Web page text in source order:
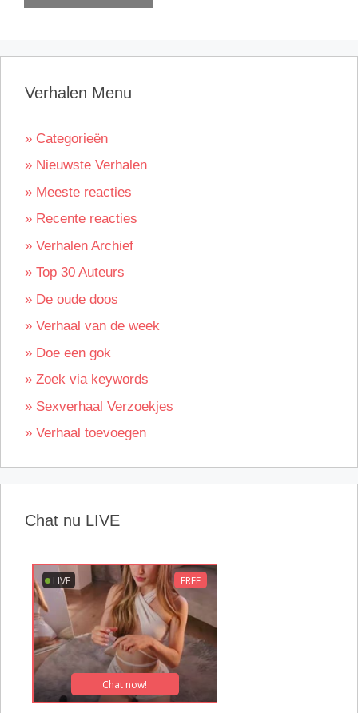
Verhalen Menu
» Categorieën
» Nieuwste Verhalen
» Meeste reacties
» Recente reacties
» Verhalen Archief
» Top 30 Auteurs
» De oude doos
» Verhaal van de week
» Doe een gok
» Zoek via keywords
» Sexverhaal Verzoekjes
» Verhaal toevoegen
Chat nu LIVE